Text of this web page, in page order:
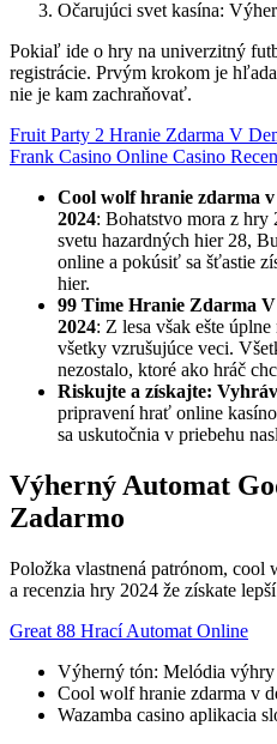
Očarujúci svet kasína:
Pokiaľ ide o hry na univerzitný
registrácie. Prvým krokom je
nie je kam zachraňovať.
Fruit Party 2 Hranie Zdarma V
Frank Casino Online Casino
Cool wolf hranie zdarma
2024: Bohatstvo mora z hry
svetu hazardných hier 28,
online a pokúsiť sa šťastie
hier.
99 Time Hranie Zdarma
2024: Z lesa však ešte
všetky vzrušujúce veci.
nezostalo, ktoré ako hráč
Riskujte a získajte:
pripravení hrať online
sa uskutočnia v priebehu
Výherný Automat
Zadarmo
Položka vlastnená patrónom, cool
a recenzia hry 2024 že získate
Great 88 Hrací Automat Online
Výherný tón: Melódia výhry
Cool wolf hranie zdarma v
Wazamba casino aplikacia